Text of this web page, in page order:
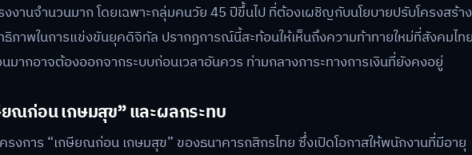
งานจำนวนมาก โดยเฉพาะกลุ่มคนวัย 45 ปีขึ้นไป ที่ต้องเผชิญกับนโยบายปรับโครงสร้าง
ภาพในการแข่งขันยุคดิจิทัล ปรากฏการณ์นี้สะท้อนให้เห็นถึงความท้าทายใหม่ที่สังคมไท
มากอาจต้องออกจากระบบก่อนเวลาอันควร ท่ามกลางภาระทางการเงินที่ยังคงอยู่
ณก่อน เกษมสุข” และผลกระทบ
งการ “เกษียณก่อน เกษมสุข” ของธนาคารกสิกรไทย ซึ่งเปิดโอกาสให้พนักงานที่มีอายุ